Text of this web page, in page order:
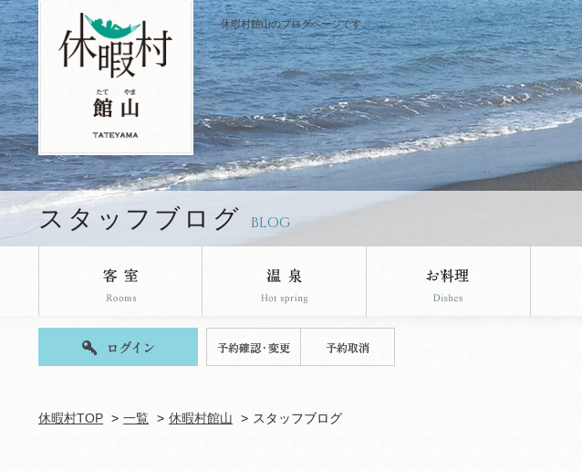
休暇村館山のブログページです。
スタッフブログ BLOG
休暇村TOP 一覧 休暇村館山 スタッフブログ